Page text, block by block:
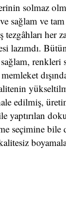
solmaz
sağlam ve
her
lazımdı.
edilmiş,
yaptırılan
seçimine